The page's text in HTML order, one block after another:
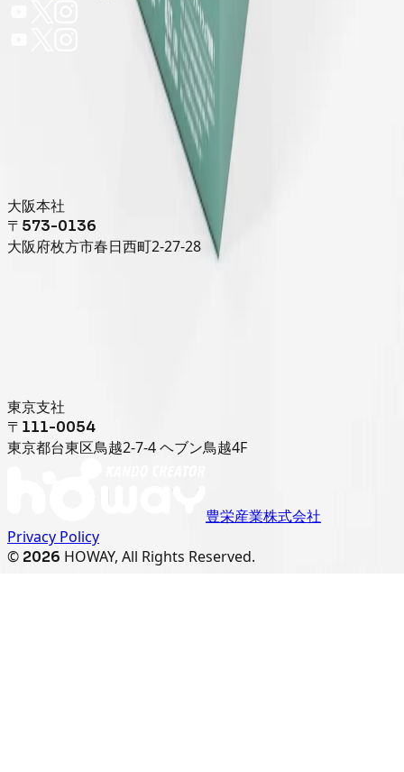
大阪本社
〒573-0136
大阪府枚方市春日西町2-27-28
東京支社
〒111-0054
東京都台東区鳥越2-7-4 ヘブン鳥越4F
豊栄産業株式会社
Privacy Policy
© 2026 HOWAY, All Rights Reserved.